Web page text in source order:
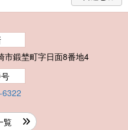
市鍛埜町字日面8番地4
覧